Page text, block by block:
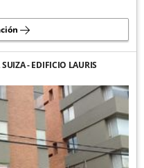
- EDIFICIO LAURIS